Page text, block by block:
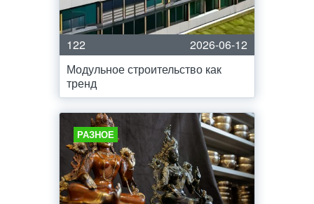
122
2026-06-12
Модульное строительство как
тренд
РАЗНОЕ